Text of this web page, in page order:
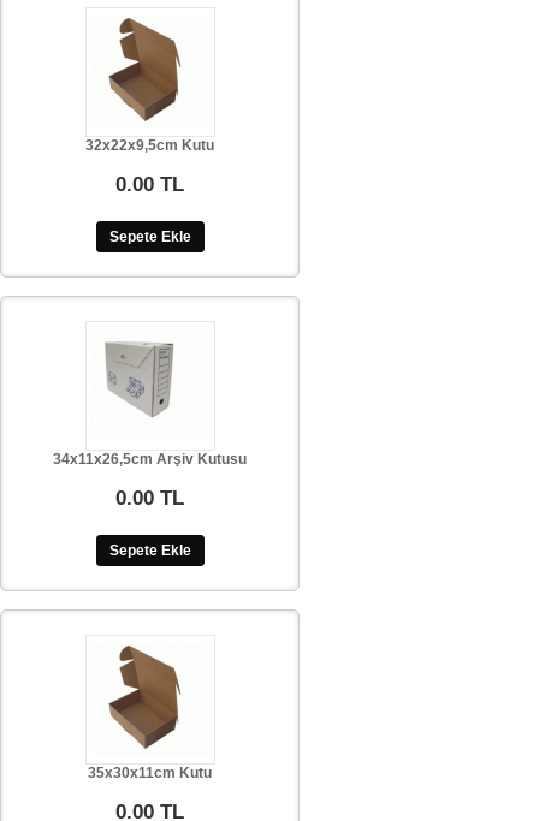
32x22x9,5cm Kutu
0.00 TL
Sepete Ekle
34x11x26,5cm Arşiv Kutusu
0.00 TL
Sepete Ekle
35x30x11cm Kutu
0.00 TL